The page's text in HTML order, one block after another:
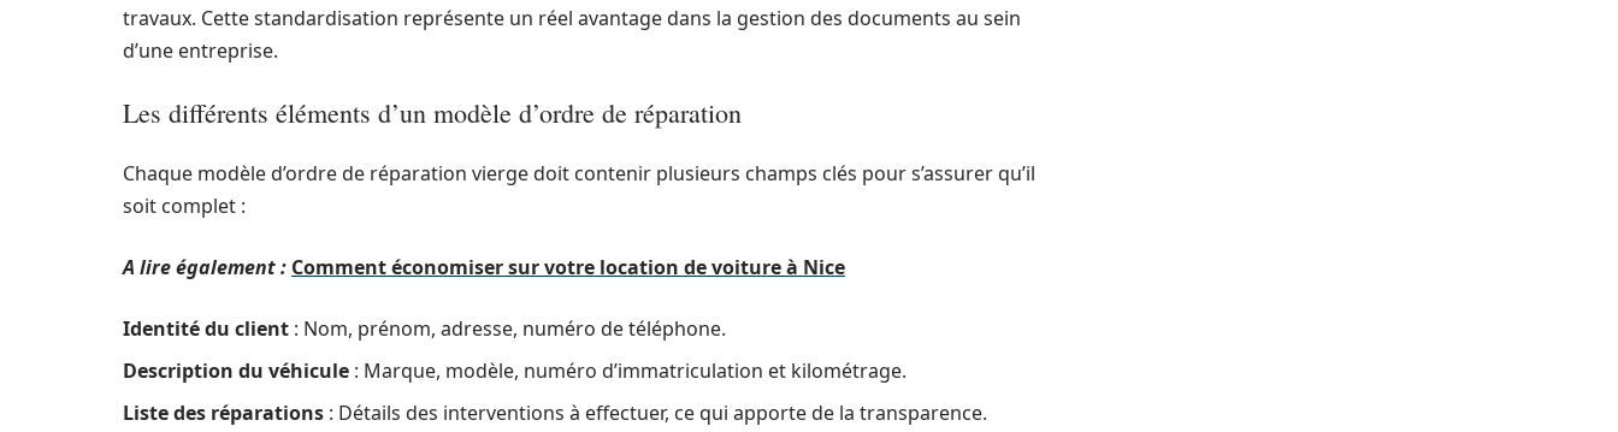
travaux. Cette standardisation représente un réel avantage dans la gestion des documents au sein
d’une entreprise.
Les différents éléments d’un modèle d’ordre de réparation
Chaque modèle d’ordre de réparation vierge doit contenir plusieurs champs clés pour s’assurer qu’il
soit complet :
A lire également : Comment économiser sur votre location de voiture à Nice
Identité du client : Nom, prénom, adresse, numéro de téléphone.
Description du véhicule : Marque, modèle, numéro d’immatriculation et kilométrage.
Liste des réparations : Détails des interventions à effectuer, ce qui apporte de la transparence.